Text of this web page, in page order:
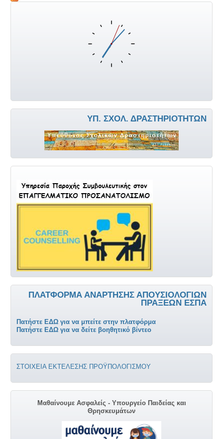
ΥΠ. ΣΧΟΛ. ΔΡΑΣΤΗΡΙΟΤΉΤΩΝ
ΠΛΑΤΦΌΡΜΑ ΑΝΆΡΤΗΣΗΣ ΑΠΟΥΣΙΟΛΌΓΙΩΝ
ΠΡΆΞΕΩΝ ΕΣΠΑ
Πατήστε ΕΔΩ για να μπείτε στην πλατφόρμα
Πατήστε ΕΔΩ για να δείτε βοηθητικό βίντεο
ΣΤΟΙΧΕΙΑ ΕΚΤΕΛΕΣΗΣ ΠΡΟΫΠΟΛΟΓΙΣΜΟΥ
Μαθαίνουμε Ασφαλείς - Υπουργείο Παιδείας και
Θρησκευμάτων